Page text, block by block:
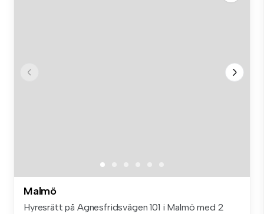
Malmö
Hyresrätt på Agnesfridsvägen 101 i Malmö med 2